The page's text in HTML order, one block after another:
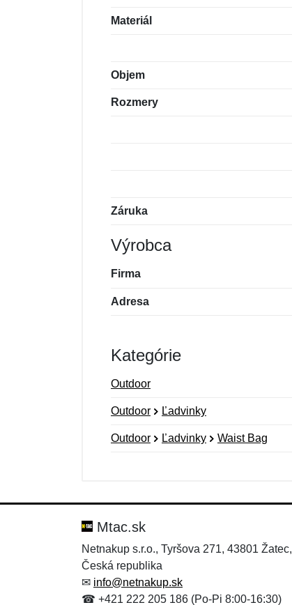
Materiál
Objem
Rozmery
Záruka
Výrobca
Firma
Adresa
Kategórie
Outdoor
Outdoor Ľadvinky
Outdoor Ľadvinky Waist Bag
Správa*
Správa*
Mtac.sk
Netnakup s.r.o., Tyršova 271, 43801 Žatec,
Česká republika
✉ info@netnakup.sk
☎ +421 222 205 186 (Po-Pi 8:00-16:30)